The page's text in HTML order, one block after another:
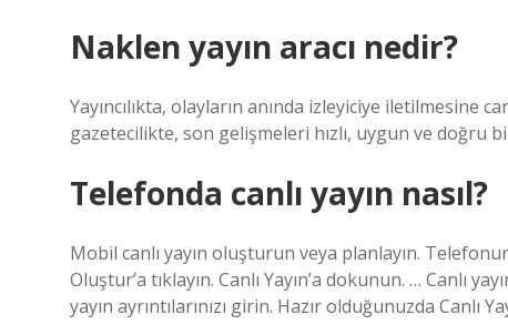
Naklen yayın aracı nedir?
Yayıncılıkta, olayların anında izleyiciye iletilmesine
gazetecilikte, son gelişmeleri hızlı, uygun ve doğru
Telefonda canlı yayın nasıl?
Mobil canlı yayın oluşturun veya planlayın.
Oluştur’a tıklayın. Canlı Yayın’a dokunun. … Canlı
yayın ayrıntılarınızı girin. Hazır olduğunuzda Canlı